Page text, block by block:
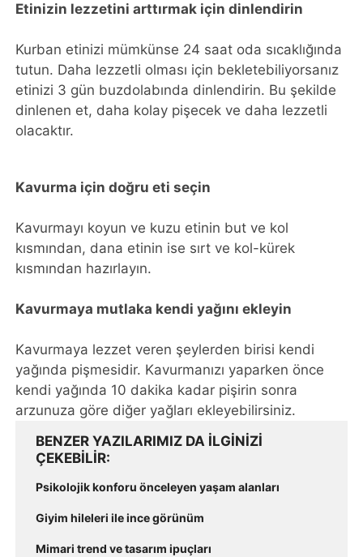
Etinizin lezzetini arttırmak için dinlendirin
Kurban etinizi mümkünse 24 saat oda sıcaklığında
tutun. Daha lezzetli olması için bekletebiliyorsanız
etinizi 3 gün buzdolabında dinlendirin. Bu şekilde
dinlenen et, daha kolay pişecek ve daha lezzetli
olacaktır.
Kavurma için doğru eti seçin
Kavurmayı koyun ve kuzu etinin but ve kol
kısmından, dana etinin ise sırt ve kol-kürek
kısmından hazırlayın.
Kavurmaya mutlaka kendi yağını ekleyin
Kavurmaya lezzet veren şeylerden birisi kendi
yağında pişmesidir. Kavurmanızı yaparken önce
kendi yağında 10 dakika kadar pişirin sonra
arzunuza göre diğer yağları ekleyebilirsiniz.
BENZER YAZILARIMIZ DA ILGINIZI
ÇEKEBILIR
Psikolojik konforu önceleyen yaşam alanları
Giyim hileleri ile ince görünüm
Mimari trend ve tasarım ipuçları